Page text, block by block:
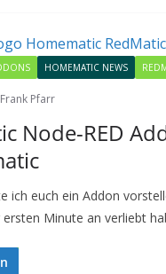
HOMEMATIC NEWS
Frank Pfarr
Node-RED
ich euch ein Addon
Minute an verliebt